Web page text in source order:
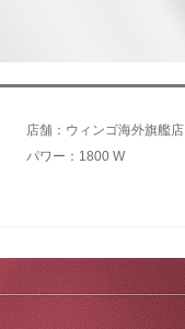
店舗：ウィンゴ海外旗艦店
パワー：1800 W